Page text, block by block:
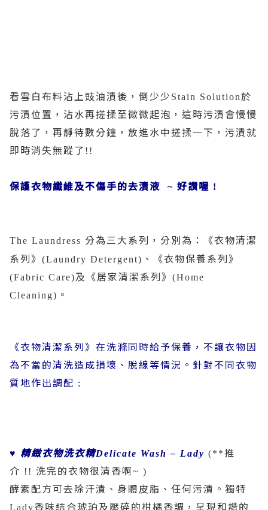
看雪白布料沾上豉油漬後，倒少少 Stain Solution於
污漬位置，沾水再搓揉至微微起泡，這時污漬會慢慢
脫落了，再靜待數分鐘，放進水中搓揉一下，污漬就
即時消失無蹤了 !!
保護衣物纖維及不傷手的去漬液 ~ 好讚喔 !
The Laundress 分為三大系列，分別為：《衣物清潔
系列》 (Laundry Detergent) 、《衣物保養系列》
(Fabric Care)及《居家清潔系列》 (Home
Cleaning) 。
《衣物清潔系列》在洗滌同時給予保養，不讓衣物因
為不當的清洗造成損壞、脫線等情況。針對不同衣物
質地作出調配 :
♥ 精緻衣物洗衣精Delicate Wash – Lady (**推
介 !! 洗完的衣物很清香啊~ )
酵素配方可去除汗漬、身體皮脂、任何污漬。獨特
Lady香味結合琥珀及壓碎的柑橘香調，呈現和諧的